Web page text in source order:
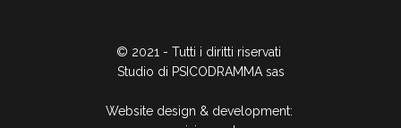
© 2021 - Tutti i diritti riservati
Studio di PSICODRAMMA sas
Website design & development: